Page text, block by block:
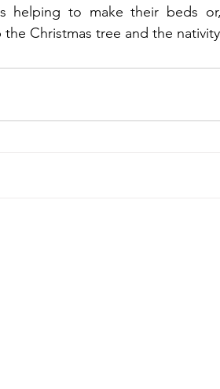
helping to make their beds
Christmas tree and the